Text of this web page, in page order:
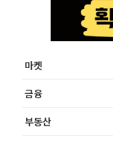
마켓
금융
부동산